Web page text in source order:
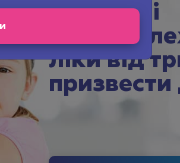
Ксанакс і
ліки від